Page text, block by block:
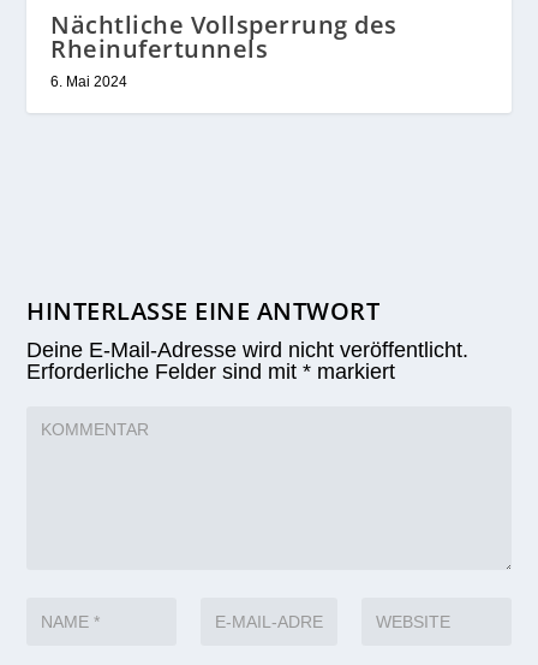
Nächtliche Vollsperrung des
Rheinufertunnels
6. Mai 2024
HINTERLASSE EINE ANTWORT
Deine E-Mail-Adresse wird nicht veröffentlicht.
Erforderliche Felder sind mit* markiert